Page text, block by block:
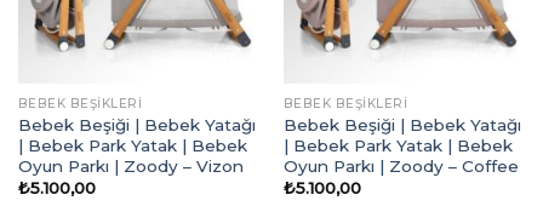
BEBEK BEŞIKLERI
Bebek Beşiği | Bebek Yatağı
| Bebek Park Yatak | Bebek
Oyun Parkı | Zoody – Vizon
₺5.100,00
BEBEK BEŞIKLERI
Bebek Beşiği | Bebek Yatağı
| Bebek Park Yatak | Bebek
Oyun Parkı | Zoody – Coffee
₺5.100,00